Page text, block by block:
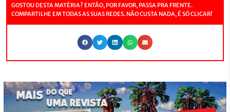
GOSTOU DESTA MATÉRIA? ENTÃO, POR FAVOR, PASSA PRA FRENTE.
COMPARTILHE EM TODAS AS SUAS REDES. NÃO CUSTA NADA, É SÓ CLICAR!